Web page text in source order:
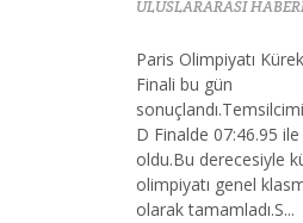
ULUSLARARASI
Paris Olimpiyatı
Finali bu gün
D Finalde 07:46.95
oldu.Bu derecesiyle
olimpiyatı genel
olarak tamamladı.S...